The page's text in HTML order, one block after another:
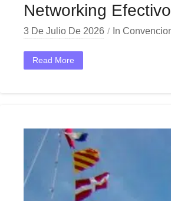
Networking
3 De Julio De 2026 In
Read More